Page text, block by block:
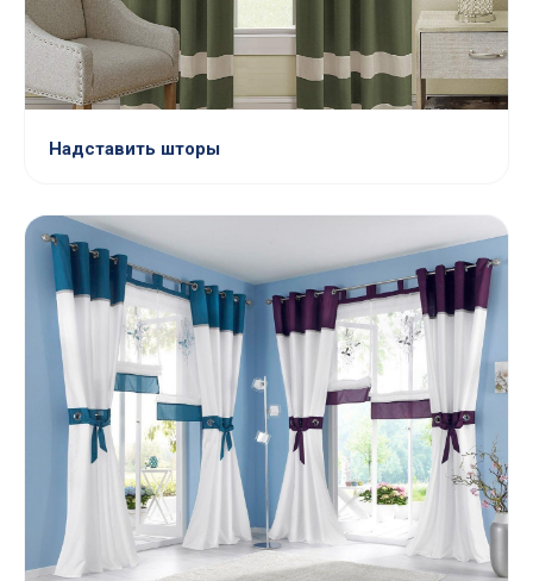
Надставить шторы